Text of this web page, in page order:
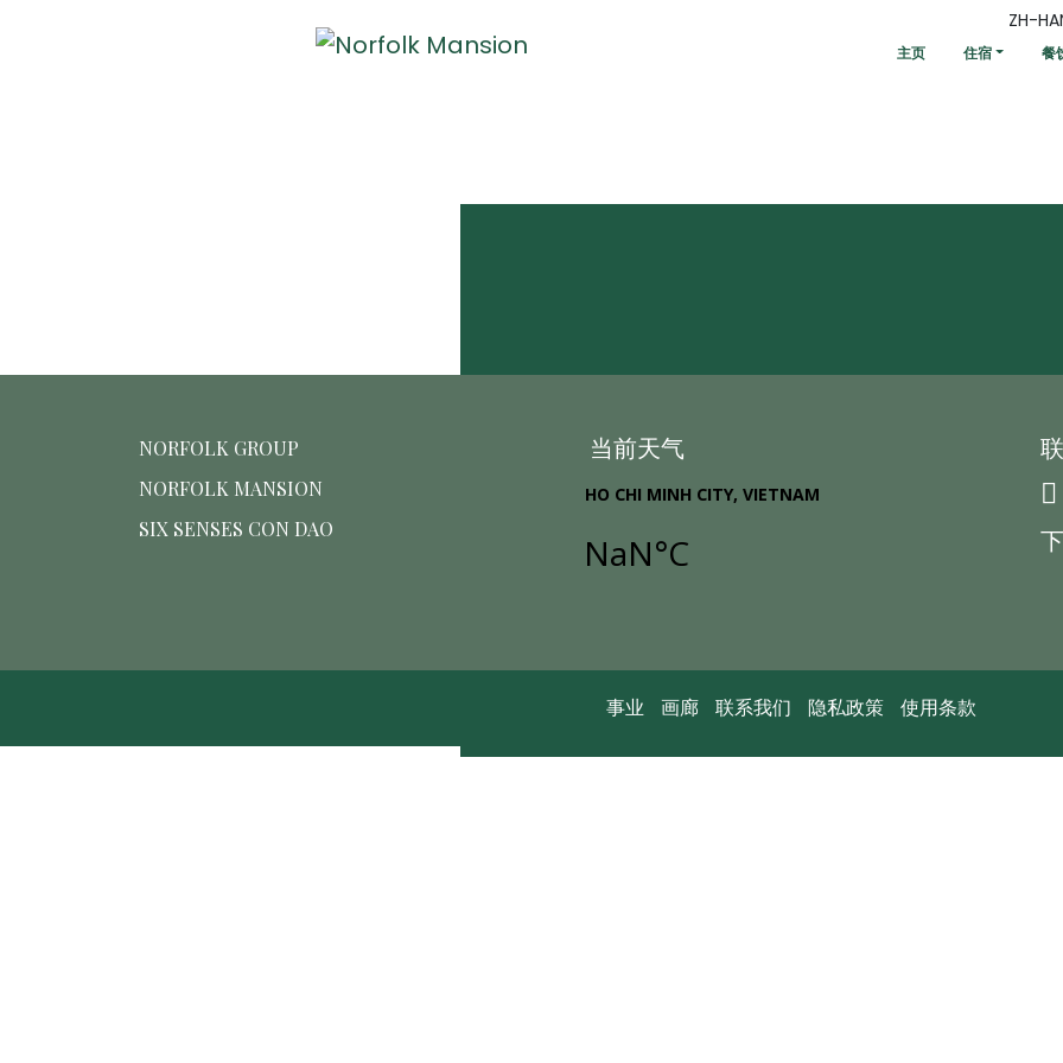
ZH-
主页 住宿 餐
画廊
NORFOLK GROUP
NORFOLK MANSION
SIX SENSES CON DAO
当前天气
事业 画廊 联系我们 隐私政策 使用条款